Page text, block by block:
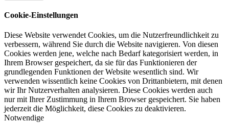
Cookie-Einstellungen
Diese Website verwendet Cookies, um die Nutzerfreundlichkeit zu
verbessern, während Sie durch die Website navigieren. Von diesen
Cookies werden jene, welche nach Bedarf kategorisiert werden, in
Ihrem Browser gespeichert, da sie für das Funktionieren der
grundlegenden Funktionen der Website wesentlich sind. Wir
verwenden wissentlich keine Cookies von Drittanbietern, mit denen
wir Ihr Nutzerverhalten analysieren. Diese Cookies werden auch
nur mit Ihrer Zustimmung in Ihrem Browser gespeichert. Sie haben
jederzeit die Möglichkeit, diese Cookies zu deaktivieren.
Notwendige